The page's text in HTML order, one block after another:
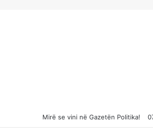
Mirë se vini në Gazetën Politika!